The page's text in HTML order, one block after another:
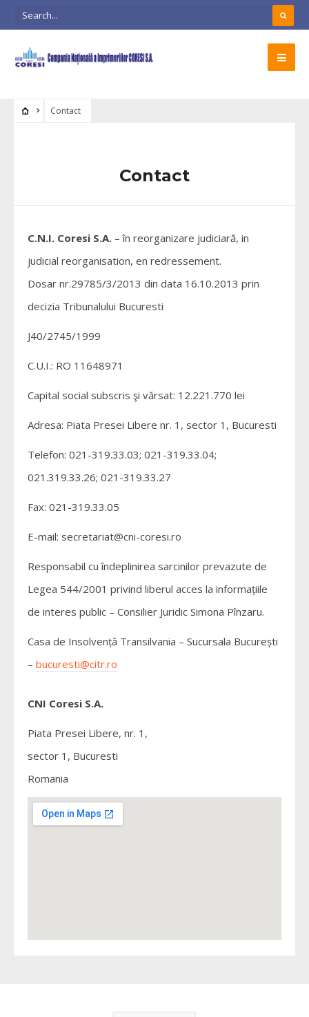
Contact
Contact
C.N.I. Coresi S.A. – în reorganizare judiciară, in
judicial reorganisation, en redressement.
Dosar nr.29785/3/2013 din data 16.10.2013 prin
decizia Tribunalului Bucuresti
J40/2745/1999
C.U.I.: RO 11648971
Capital social subscris şi vărsat: 12.221.770 lei
Adresa: Piata Presei Libere nr. 1, sector 1, Bucuresti
Telefon: 021-319.33.03; 021-319.33.04;
021.319.33.26; 021-319.33.27
Fax: 021-319.33.05
E-mail: secretariat@cni-coresi.ro
Responsabil cu îndeplinirea sarcinilor prevazute de
Legea 544/2001 privind liberul acces la informațiile
de interes public – Consilier Juridic Simona Pînzaru.
Casa de Insolvență Transilvania – Sucursala București
– bucuresti@citr.ro
CNI Coresi S.A.
Piata Presei Libere, nr. 1,
sector 1, Bucuresti
Romania